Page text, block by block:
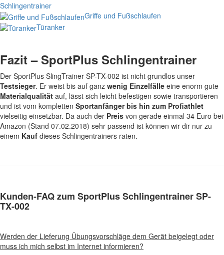
Schlingentrainer
Griffe und Fußschlaufen
Türanker
Fazit – SportPlus Schlingentrainer
Der SportPlus SlingTrainer SP-TX-002 ist nicht grundlos unser
Testsieger. Er weist bis auf ganz wenig Einzelfälle eine enorm gute
Materialqualität auf, lässt sich leicht befestigen sowie transportieren
und ist vom kompletten Sportanfänger bis hin zum Profiathlet
vielseitig einsetzbar. Da auch der Preis von gerade einmal 34 Euro bei
Amazon (Stand 07.02.2018) sehr passend ist können wir dir nur zu
einem Kauf dieses Schlingentrainers raten.
Kunden-FAQ zum SportPlus Schlingentrainer SP-
TX-002
Werden der Lieferung Übungsvorschläge dem Gerät beigelegt oder
muss ich mich selbst im Internet informieren?